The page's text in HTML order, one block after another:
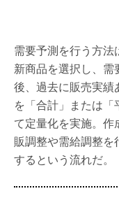
需要予測を行う方
新商品を選択し、
後、過去に販売実
を「合計」または
て定量化を実施。
販調整や需給調整
するという流れだ。